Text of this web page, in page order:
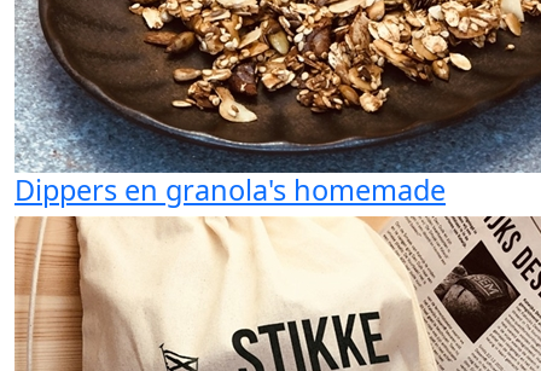
Dippers en granola's homemade